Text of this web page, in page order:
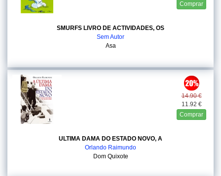
Comprar
SMURFS LIVRO DE ACTIVIDADES, OS
Sem Autor
Asa
14.90 €
11.92 €
Comprar
ULTIMA DAMA DO ESTADO NOVO, A
Orlando Raimundo
Dom Quixote